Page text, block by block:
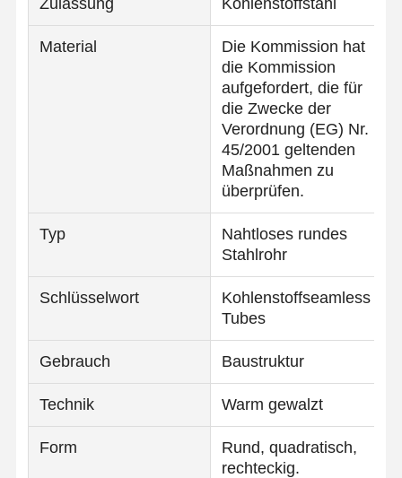
Material
Die Kommission hat
die Kommission
aufgefordert, die für
die Zwecke der
Verordnung (EG) Nr.
45/2001 geltenden
Maßnahmen zu
überprüfen.
Typ
Nahtloses rundes
Stahlrohr
Schlüsselwort
Kohlenstoffseamless
Tubes
Gebrauch Baustruktur
Technik Warm gewalzt
Form
Rund, quadratisch,
rechteckig.